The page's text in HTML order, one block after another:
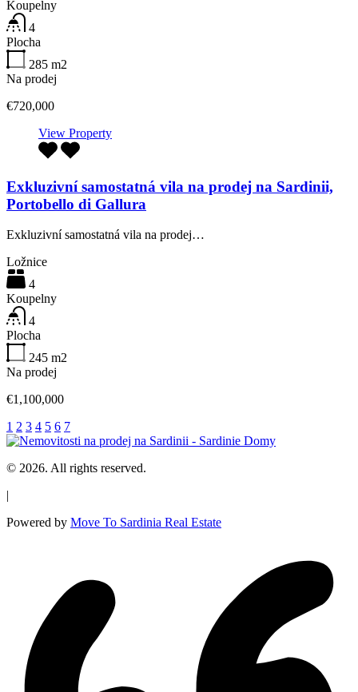
Koupelny
4
Plocha
285 m2
Na prodej
€720,000
View Property
Exkluzivní samostatná vila na prodej na Sardinii,
Portobello di Gallura
Exkluzivní samostatná vila na prodej…
Ložnice
4
Koupelny
4
Plocha
245 m2
Na prodej
€1,100,000
1 2 3 4 5 6 7
© 2026. All rights reserved.
|
Powered by Move To Sardinia Real Estate